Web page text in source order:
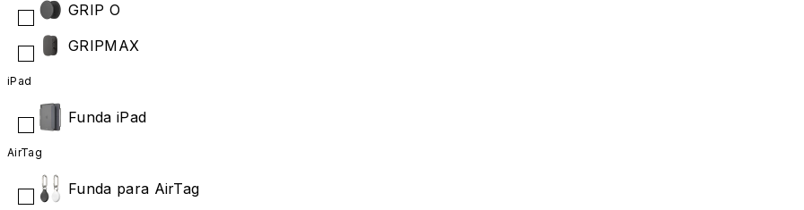
GRIP O
GRIPMAX
iPad
Funda iPad
AirTag
Funda para AirTag